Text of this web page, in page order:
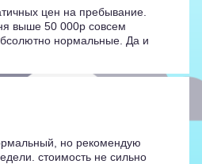
цен на пребывание.
выше 50 000р совсем
нормальные. Да и
но рекомендую
стоимость не сильно